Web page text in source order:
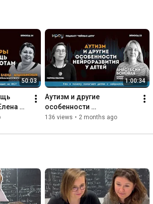
50:03 1:00:34
Аутизм и другие
особенности
нейроразвития у детей ||
подкаст «Чейные дети»
136 views • 2 months ago